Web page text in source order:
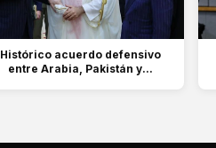
Histórico acuerdo defensivo
entre Arabia, Pakistán y...